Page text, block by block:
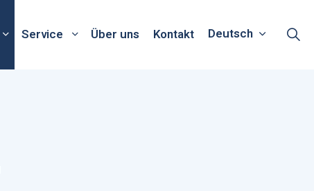
Service Über uns Kontakt Deutsch